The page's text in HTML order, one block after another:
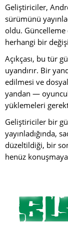
Geliştiriciler,
sürümünü
oldu. Güncelleme
herhangi bir
Açıkçası, bu tür
uyandırır. Bir
edilmesi ve
yandan —
yüklemeleri
Geliştiriciler bir
yayınladığında,
düzeltildiği, bir
henüz